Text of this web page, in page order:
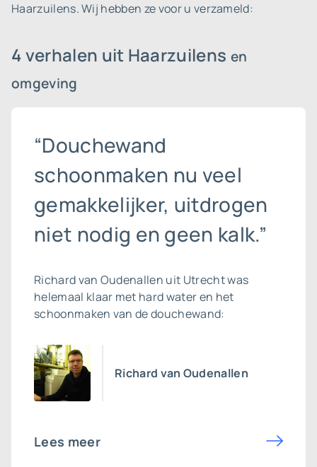
Haarzuilens. Wij hebben ze voor u verzameld:
4 verhalen uit Haarzuilens en
omgeving
“Douchewand
schoonmaken nu veel
gemakkelijker, uitdrogen
niet nodig en geen kalk.”
Richard van Oudenallen uit Utrecht was
helemaal klaar met hard water en het
schoonmaken van de douchewand:
Richard van Oudenallen
Lees meer